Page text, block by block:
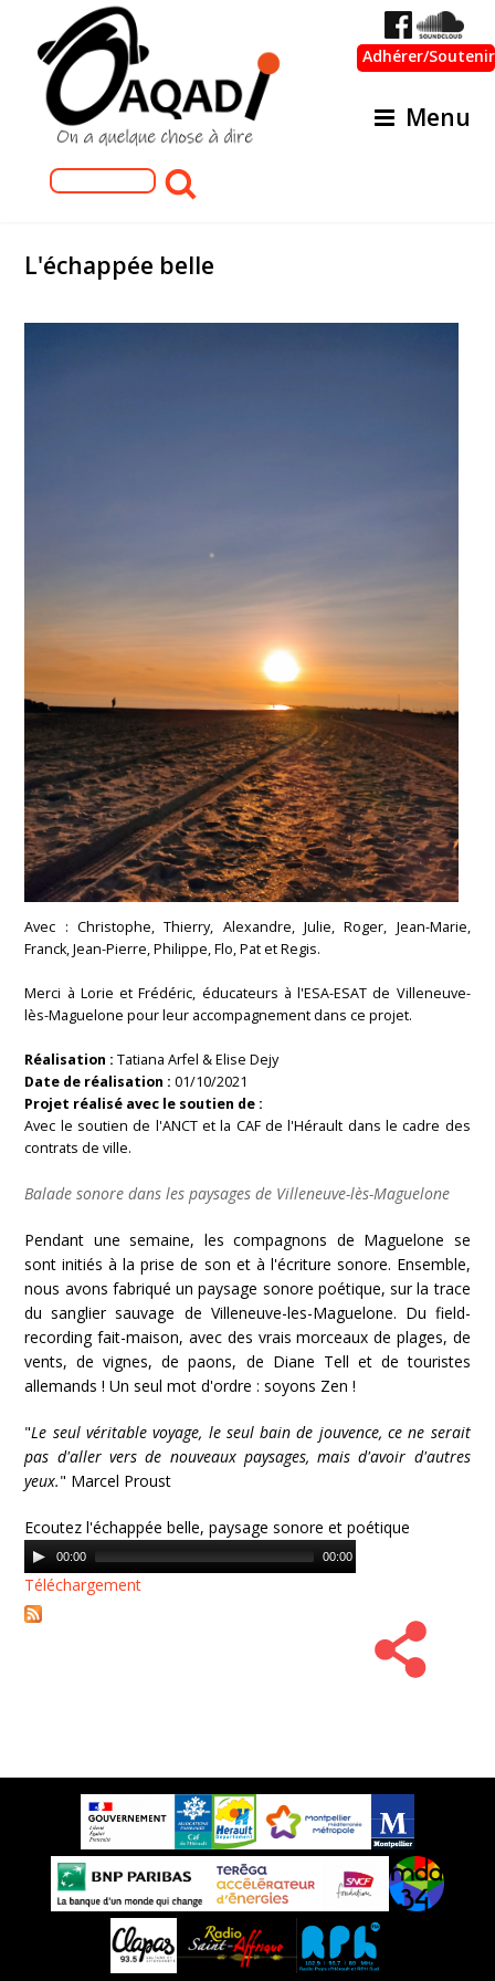
Menu
Adhérer/Soutenir
Formulaire de recherche
Rechercher
L'échappée belle
IMG_20211222_010009.jpg
Avec : Christophe, Thierry, Alexandre, Julie, Roger, Jean-Marie,
Franck, Jean-Pierre, Philippe, Flo, Pat et Regis.
Merci à Lorie et Frédéric, éducateurs à l'ESA-ESAT de Villeneuve-
lès-Maguelone pour leur accompagnement dans ce projet.
Réalisation :Tatiana Arfel & Elise Dejy
Date de réalisation :01/10/2021
Projet réalisé avec le soutien de :
Avec le soutien de l'ANCT et la CAF de l'Hérault dans le cadre des
contrats de ville.
Balade sonore dans les paysages de Villeneuve-lès-Maguelone
Pendant une semaine, les compagnons de Maguelone se
sont initiés à la prise de son et à l'écriture sonore. Ensemble,
nous avons fabriqué un paysage sonore poétique, sur la trace
du sanglier sauvage de Villeneuve-les-Maguelone. Du field-
recording fait-maison, avec des vrais morceaux de plages, de
vents, de vignes, de paons, de Diane Tell et de touristes
allemands ! Un seul mot d'ordre : soyons Zen !
"Le seul véritable voyage, le seul bain de jouvence, ce ne serait
pas d'aller vers de nouveaux paysages, mais d'avoir d'autres
yeux." Marcel Proust
Ecoutez l'échappée belle, paysage sonore et poétique
Audio
Player
00:00 00:00
Téléchargement